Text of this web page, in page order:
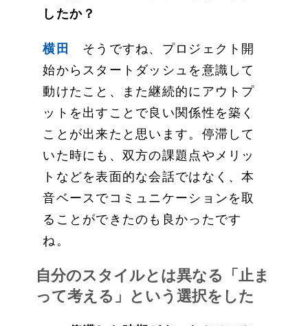
したか？
横田
そうですね、プロジェクト開
始からスタートダッシュを意識して
動けたこと、また継続的にアウトプ
ットを出すことで良い関係性を築く
ことが出来たと思います。停滞して
いた時にも、双方の課題点やメリッ
トなどを表面的な会話ではなく、本
音ベースでコミュニケーションを取
ることができたのも良かったです
ね。
自分のスタイルとは異なる「止ま
って考える」という選択をした